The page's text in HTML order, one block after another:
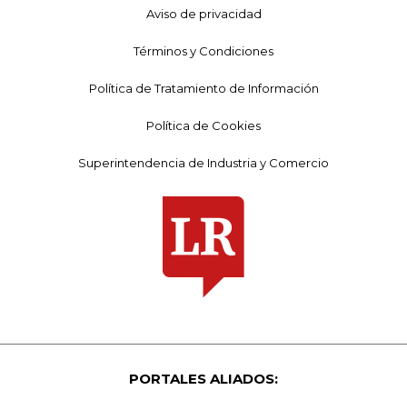
Aviso de privacidad
Términos y Condiciones
Política de Tratamiento de Información
Política de Cookies
Superintendencia de Industria y Comercio
PORTALES ALIADOS: